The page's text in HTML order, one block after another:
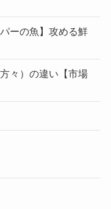
ーの魚】攻める鮮
々）の違い【市場